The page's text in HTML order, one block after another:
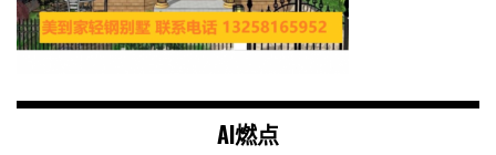
AI燃点